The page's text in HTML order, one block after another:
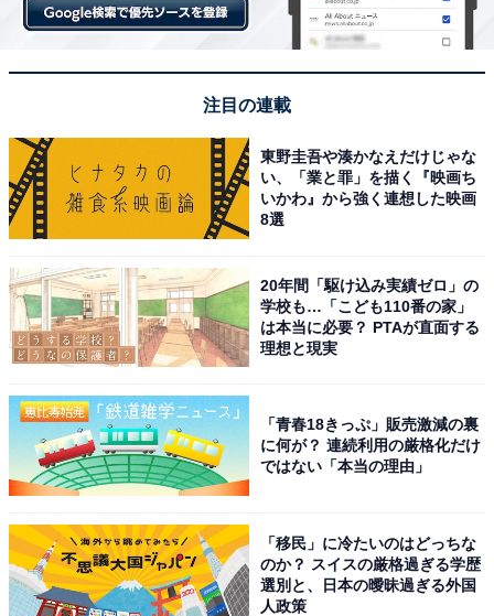
心を町名の由来である都幾川（ときがわ）が流れていま
す。自然豊かなこの地域には、温泉施設やキャンプ場、
公園や散策路があります。JR八高線の明覚駅があり、駅
周辺には小中学校や保育園、公共機関が近距離にありま
す。また、ときがわ町路線バスにより、東武鉄道東上本
線の武蔵嵐山駅への往来が可能なため都心へのアクセス
も可能です。
＞38位までの全ランキング結果を見る
・
【国勢調査2020】埼玉県で人口が増えたのは？3位「八
潮市」、2位「滑川町」、1位は…
【国勢調査2020】東京都で人口が増えたのは？ 3位「文
京区」、2位「千代田区」、1位は…
・
注目の連載
東野圭吾や湊かなえだけじゃな
い、「業と罪」を描く『映画ち
いかわ』から強く連想した映画
8選
20年間「駆け込み実績ゼロ」の
学校も…「こども110番の家」
は本当に必要？ PTAが直面する
理想と現実
「青春18きっぷ」販売激減の裏
に何が？ 連続利用の厳格化だけ
ではない「本当の理由」
「移民」に冷たいのはどっちな
のか？ スイスの厳格過ぎる学歴
選別と、日本の曖昧過ぎる外国
人政策